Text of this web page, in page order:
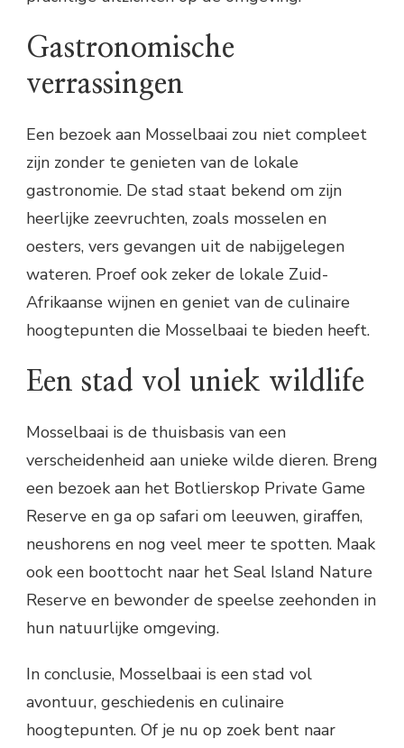
Gastronomische
verrassingen
Een bezoek aan Mosselbaai zou niet compleet
zijn zonder te genieten van de lokale
gastronomie. De stad staat bekend om zijn
heerlijke zeevruchten, zoals mosselen en
oesters, vers gevangen uit de nabijgelegen
wateren. Proef ook zeker de lokale Zuid-
Afrikaanse wijnen en geniet van de culinaire
hoogtepunten die Mosselbaai te bieden heeft.
Een stad vol uniek wildlife
Mosselbaai is de thuisbasis van een
verscheidenheid aan unieke wilde dieren. Breng
een bezoek aan het Botlierskop Private Game
Reserve en ga op safari om leeuwen, giraffen,
neushorens en nog veel meer te spotten. Maak
ook een boottocht naar het Seal Island Nature
Reserve en bewonder de speelse zeehonden in
hun natuurlijke omgeving.
In conclusie, Mosselbaai is een stad vol
avontuur, geschiedenis en culinaire
hoogtepunten. Of je nu op zoek bent naar